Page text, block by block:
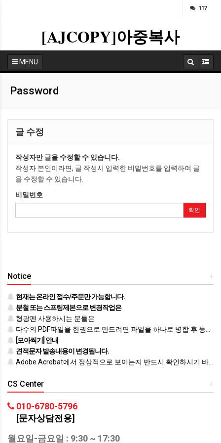
117
[AJCOPY]아중복사
MENU
Password
글 수정
작성자만 글을 수정할 수 있습니다.
작성자 본인이라면, 글 작성시 입력한 비밀번호를 입력하여 글
을 수정할 수 있습니다.
비밀번호
확인
+
Notice
현재는 온라인 접수/주문만 가능합니다.
분철 또는 스프링제본으로 변경작업은
형광펜 사용하시는 분들은
다수의 PDF파일을 한권으로 만드려면 파일을 하나로 병합 후 등록하시기 바랍니다.
[모아찍기] 안내
견적문자 발송내용이 변경됩니다.
Adobe Acrobat에서 정상적으로 보이는지 반드시 확인하시기 바랍니다.
+
CS Center
010-6780-5796
[문자상담전용]
월요일-금요일 : 9:30 ~ 17:30